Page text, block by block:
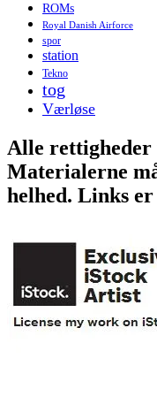
ROMs
Royal Danish Airforce
spor
station
Tekno
tog
Værløse
Alle rettigheder
Materialerne
helhed. Links